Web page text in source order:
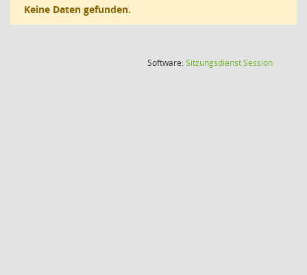
Keine Daten gefunden.
Software:SitzungsdienstSession(Wird in